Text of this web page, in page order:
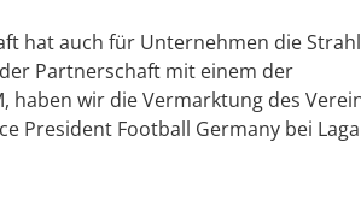
hat auch für Unternehmen die
Partnerschaft mit einem der
haben wir die Vermarktung des
President Football Germany bei